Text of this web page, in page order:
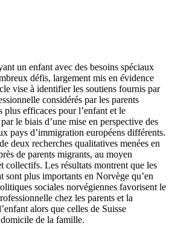
un enfant avec des besoins spéciaux
défis, largement mis en évidence
vise à identifier les soutiens fournis par
considérés par les parents
plus efficaces pour l’enfant et le
le biais d’une mise en perspective des
pays d’immigration européens différents.
deux recherches qualitatives menées en
de parents migrants, au moyen
collectifs. Les résultats montrent que les
sont plus importants en Norvège qu’en
sociales norvégiennes favorisent le
chez les parents et la
alors que celles de Suisse
de la famille.